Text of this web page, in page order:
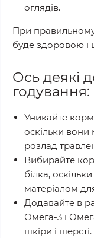
оглядів.
При правильному
буде здоровою і
Ось деякі
годування:
Уникайте
оскільки вони
розлад
Вибирайте
білка,
матеріалом
Додавайте в
Омега-3 і
шкіри і шерсті.